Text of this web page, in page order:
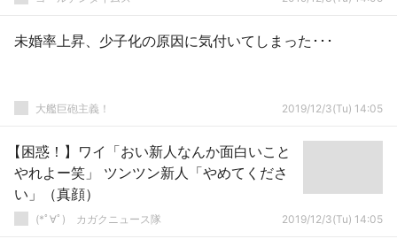
未婚率上昇、少子化の原因に気付いてしまった･･･
大艦巨砲主義！ 2019/12/3(Tu) 14:05
【困惑！】ワイ「おい新人なんか面白いこと
やれよー笑」 ツンツン新人「やめてくださ
い」（真顔）
(*ﾟ∀ﾟ)ゞカガクニュース隊 2019/12/3(Tu) 14:05